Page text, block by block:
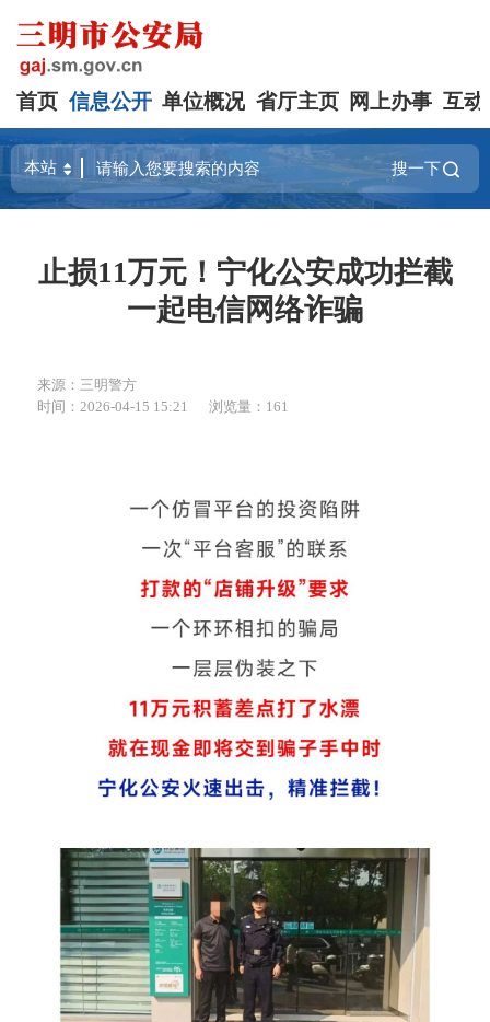
首页 信息公开 单位概况 省厅主页 网上办事 互动
搜一下
止损11万元！宁化公安成功拦截
一起电信网络诈骗
来源：三明警方
时间：2026-04-15 15:21
浏览量：161